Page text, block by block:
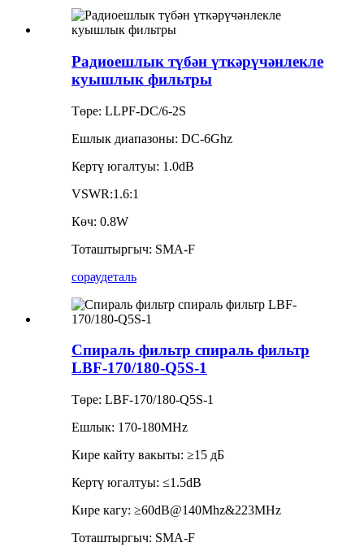
Радиоешлык түбән үткәрүчәнлекле
куышлык фильтры
Төре: LLPF-DC/6-2S
Ешлык диапазоны: DC-6Ghz
Кертү югалтуы: 1.0dB
VSWR:1.6:1
Көч: 0.8W
Тоташтыргыч: SMA-F
сораудеталь
Спираль фильтр спираль фильтр
LBF-170/180-Q5S-1
Төре: LBF-170/180-Q5S-1
Ешлык: 170-180MHz
Кире кайту вакыты: ≥15 дБ
Кертү югалтуы: ≤1.5dB
Кире кагу: ≥60dB@140Mhz&223MHz
Тоташтыргыч: SMA-F